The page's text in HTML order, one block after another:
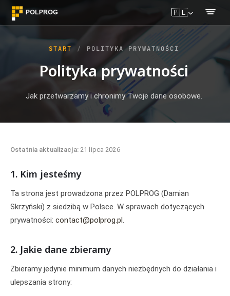
🇵🇱
Polityka prywatności
Jak przetwarzamy i chronimy Twoje dane osobowe.
START POLITYKA PRYWATNOŚCI
Ostatnia aktualizacja:21 lipca 2026
1. Kim jesteśmy
Ta strona jest prowadzona przez POLPROG (Damian
Skrzyński) z siedzibą w Polsce. W sprawach dotyczących
prywatności: contact@polprog.pl.
2. Jakie dane zbieramy
Zbieramy jedynie minimum danych niezbędnych do działania i
ulepszania strony: